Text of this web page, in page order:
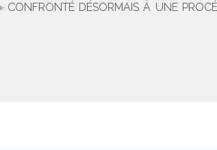
CONFRONTÉ DÉSORMAIS À UNE